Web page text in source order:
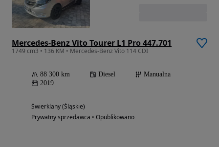
Mercedes-Benz Vito Tourer L1 Pro 447.701
1749 cm3 • 136 KM • Mercedes-Benz Vito 114 CDI
88 300 km Diesel
Manualna
2019
Świerklany (Śląskie)
Prywatny sprzedawca • Opublikowano